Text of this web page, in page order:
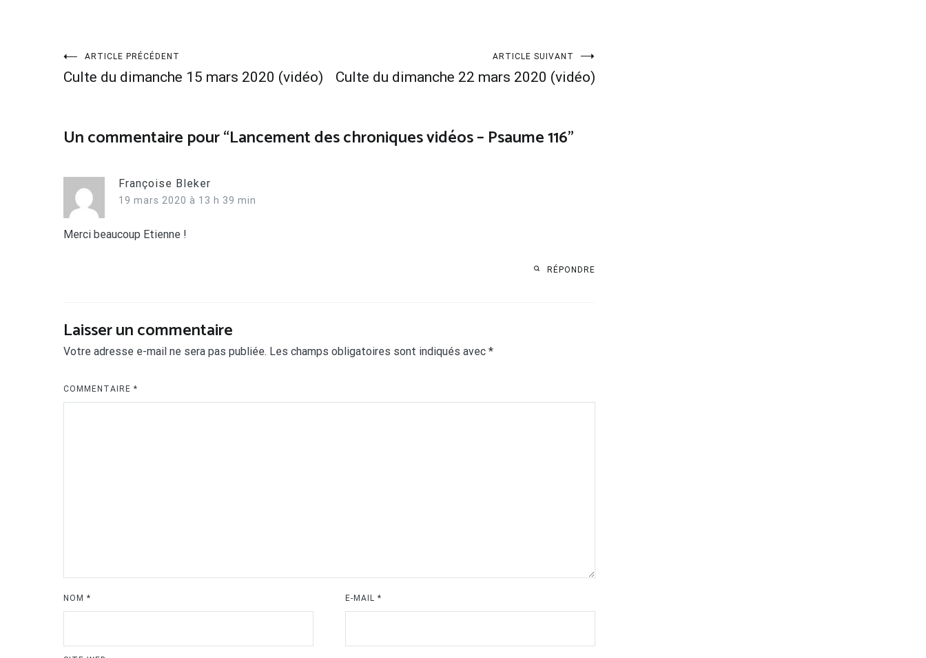
Navigation
l’article
ARTICLE PRÉCÉDENT
Culte du dimanche 15 mars 2020 (vidéo)
ARTICLE SUIVANT
Culte du dimanche 22 mars 2020 (vidéo)
Un commentaire pour “Lancement des chroniques vidéos – Psaume 116”
Françoise Bleker
19 mars 2020 à 13 h 39 min
Merci beaucoup Etienne !
RÉPONDRE
Laisser un commentaire
Votre adresse e-mail ne sera pas publiée. Les champs obligatoires sont indiqués avec *
COMMENTAIRE *
NOM * E-MAIL*